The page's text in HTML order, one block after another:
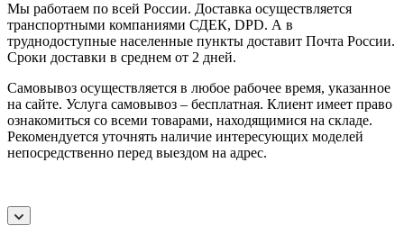
Мы работаем по всей России. Доставка осуществляется
транспортными компаниями СДЕК, DPD. А в
труднодоступные населенные пункты доставит Почта России.
Сроки доставки в среднем от 2 дней.
Самовывоз осуществляется в любое рабочее время, указанное
на сайте. Услуга самовывоз – бесплатная. Клиент имеет право
ознакомиться со всеми товарами, находящимися на складе.
Рекомендуется уточнять наличие интересующих моделей
непосредственно перед выездом на адрес.